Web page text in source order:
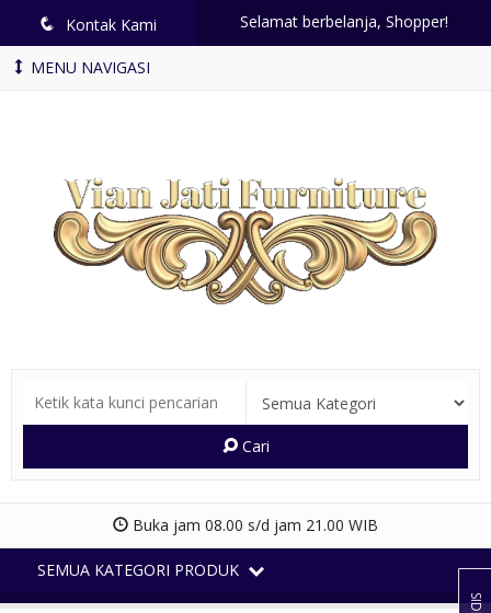
q Kontak Kami Selamat berbelanja, Shopper!
MENU NAVIGASI
Cari
Buka jam 08.00 s/d jam 21.00 WIB
SEMUA KATEGORI PRODUK